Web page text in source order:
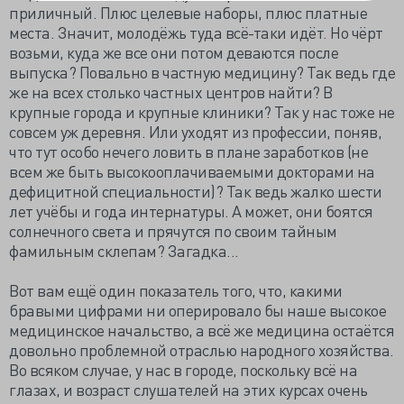
приличный. Плюс целевые наборы, плюс платные
места. Значит, молодёжь туда всё-таки идёт. Но чёрт
возьми, куда же все они потом деваются после
выпуска? Повально в частную медицину? Так ведь где
же на всех столько частных центров найти? В
крупные города и крупные клиники? Так у нас тоже не
совсем уж деревня. Или уходят из профессии, поняв,
что тут особо нечего ловить в плане заработков (не
всем же быть высокооплачиваемыми докторами на
дефицитной специальности)? Так ведь жалко шести
лет учёбы и года интернатуры. А может, они боятся
солнечного света и прячутся по своим тайным
фамильным склепам? Загадка...
Вот вам ещё один показатель того, что, какими
бравыми цифрами ни оперировало бы наше высокое
медицинское начальство, а всё же медицина остаётся
довольно проблемной отраслью народного хозяйства.
Во всяком случае, у нас в городе, поскольку всё на
глазах, и возраст слушателей на этих курсах очень